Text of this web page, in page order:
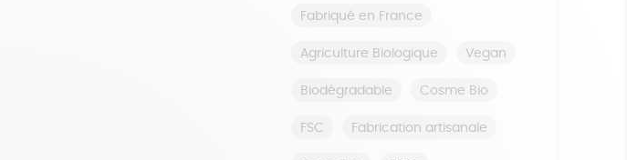
Fabriqué en France
Agriculture Biologique Vegan
Biodégradable Cosme Bio
FSC Fabrication artisanale